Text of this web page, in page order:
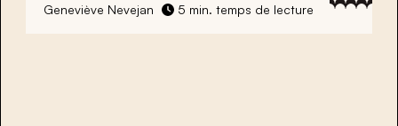
Geneviève Nevejan 5 min. temps de lecture